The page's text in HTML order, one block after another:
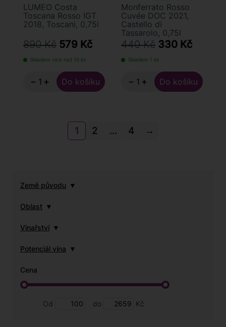
LUMEO Costa
Toscana Rosso IGT
2018, Toscani, 0,75l
890 Kč 579 Kč
Skladem více než 10 ks
− +
Monferrato Rosso
Cuvée DOC 2021,
Castello di
Tassarolo, 0,75l
440 Kč 330 Kč
Skladem 1 ks
− +
1 2 ... 4 →
Země původu
Oblast
Vinařství
Potenciál vína
Cena
Od do Kč